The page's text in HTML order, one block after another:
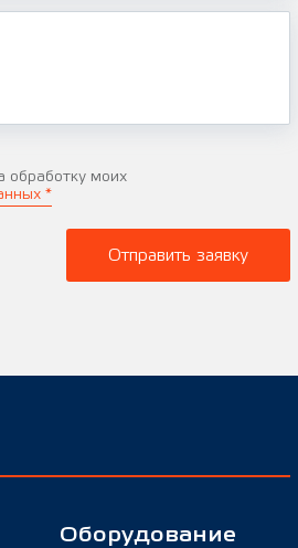
обработку моих
*
Отправить заявку
Оборудование